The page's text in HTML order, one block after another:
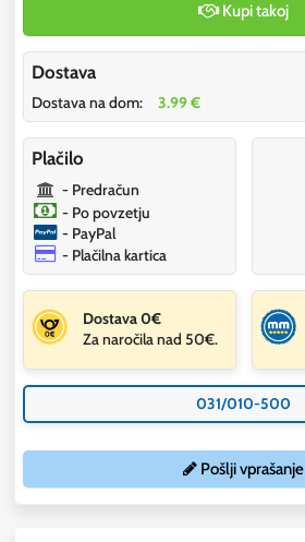
Kupi takoj
Dostava
Dostava na dom: 3.99 €
Plačilo
- Predračun
- Po povzetju
- PayPal
- Plačilna kartica
Dostava 0€
Za naročila nad 50€.
031/010-500
Pošlji vprašanje